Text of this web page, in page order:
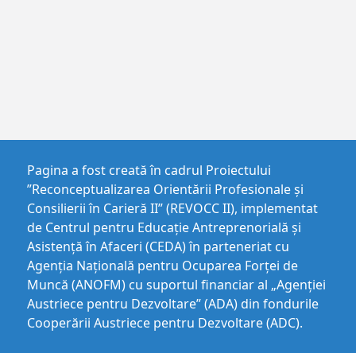
Pagina a fost creată în cadrul Proiectului
”Reconceptualizarea Orientării Profesionale și
Consilierii în Carieră II” (REVOCC II), implementat
de Centrul pentru Educaţie Antreprenorială şi
Asistenţă în Afaceri (CEDA) în parteneriat cu
Agenția Națională pentru Ocuparea Forței de
Muncă (ANOFM) cu suportul financiar al „Agenției
Austriece pentru Dezvoltare” (ADA) din fondurile
Cooperării Austriece pentru Dezvoltare (ADC).